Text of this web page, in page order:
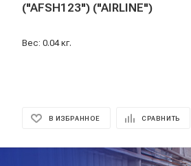
("AFSH123") ("AIRLINE")
Вес: 0.04 кг.
В ИЗБРАННОЕ СРАВНИТЬ